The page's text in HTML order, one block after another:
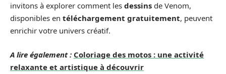
invitons à explorer comment les dessins de Venom,
disponibles en téléchargement gratuitement, peuvent
enrichir votre univers créatif.
A lire également : Coloriage des motos : une activité
relaxante et artistique à découvrir